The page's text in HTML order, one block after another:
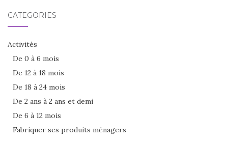
CATÉGORIES
Activités
De 0 à 6 mois
De 12 à 18 mois
De 18 à 24 mois
De 2 ans à 2 ans et demi
De 6 à 12 mois
Fabriquer ses produits ménagers